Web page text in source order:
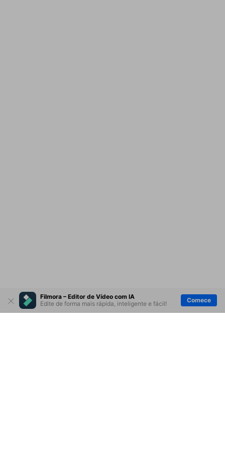
Filmora – Editor de Vídeo com IA
Edite de forma mais rápida, inteligente e fácil!
Comece